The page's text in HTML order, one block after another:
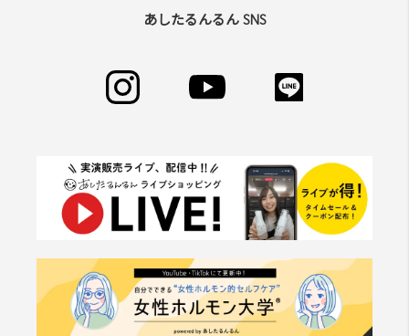
あしたるんるん SNS